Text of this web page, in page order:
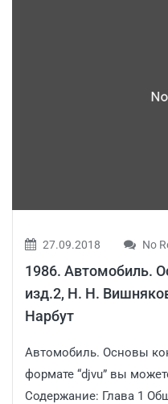
27.09.2018 No
1986. Автомобиль.
изд.2, Н. Н.
Нарбут
Автомобиль. Основы
формате “djvu” вы
Содержание: Глава 1